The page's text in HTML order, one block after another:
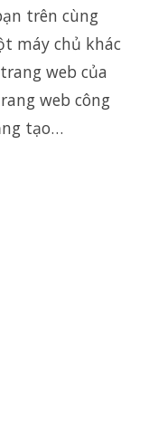
trên cùng
máy chủ khác
web của
web công
tạo…